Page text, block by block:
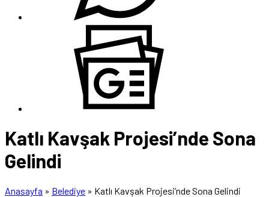
Katlı Kavşak Projesi’nde Sona
Gelindi
Anasayfa » Belediye » Katlı Kavşak Projesi’nde Sona Gelindi